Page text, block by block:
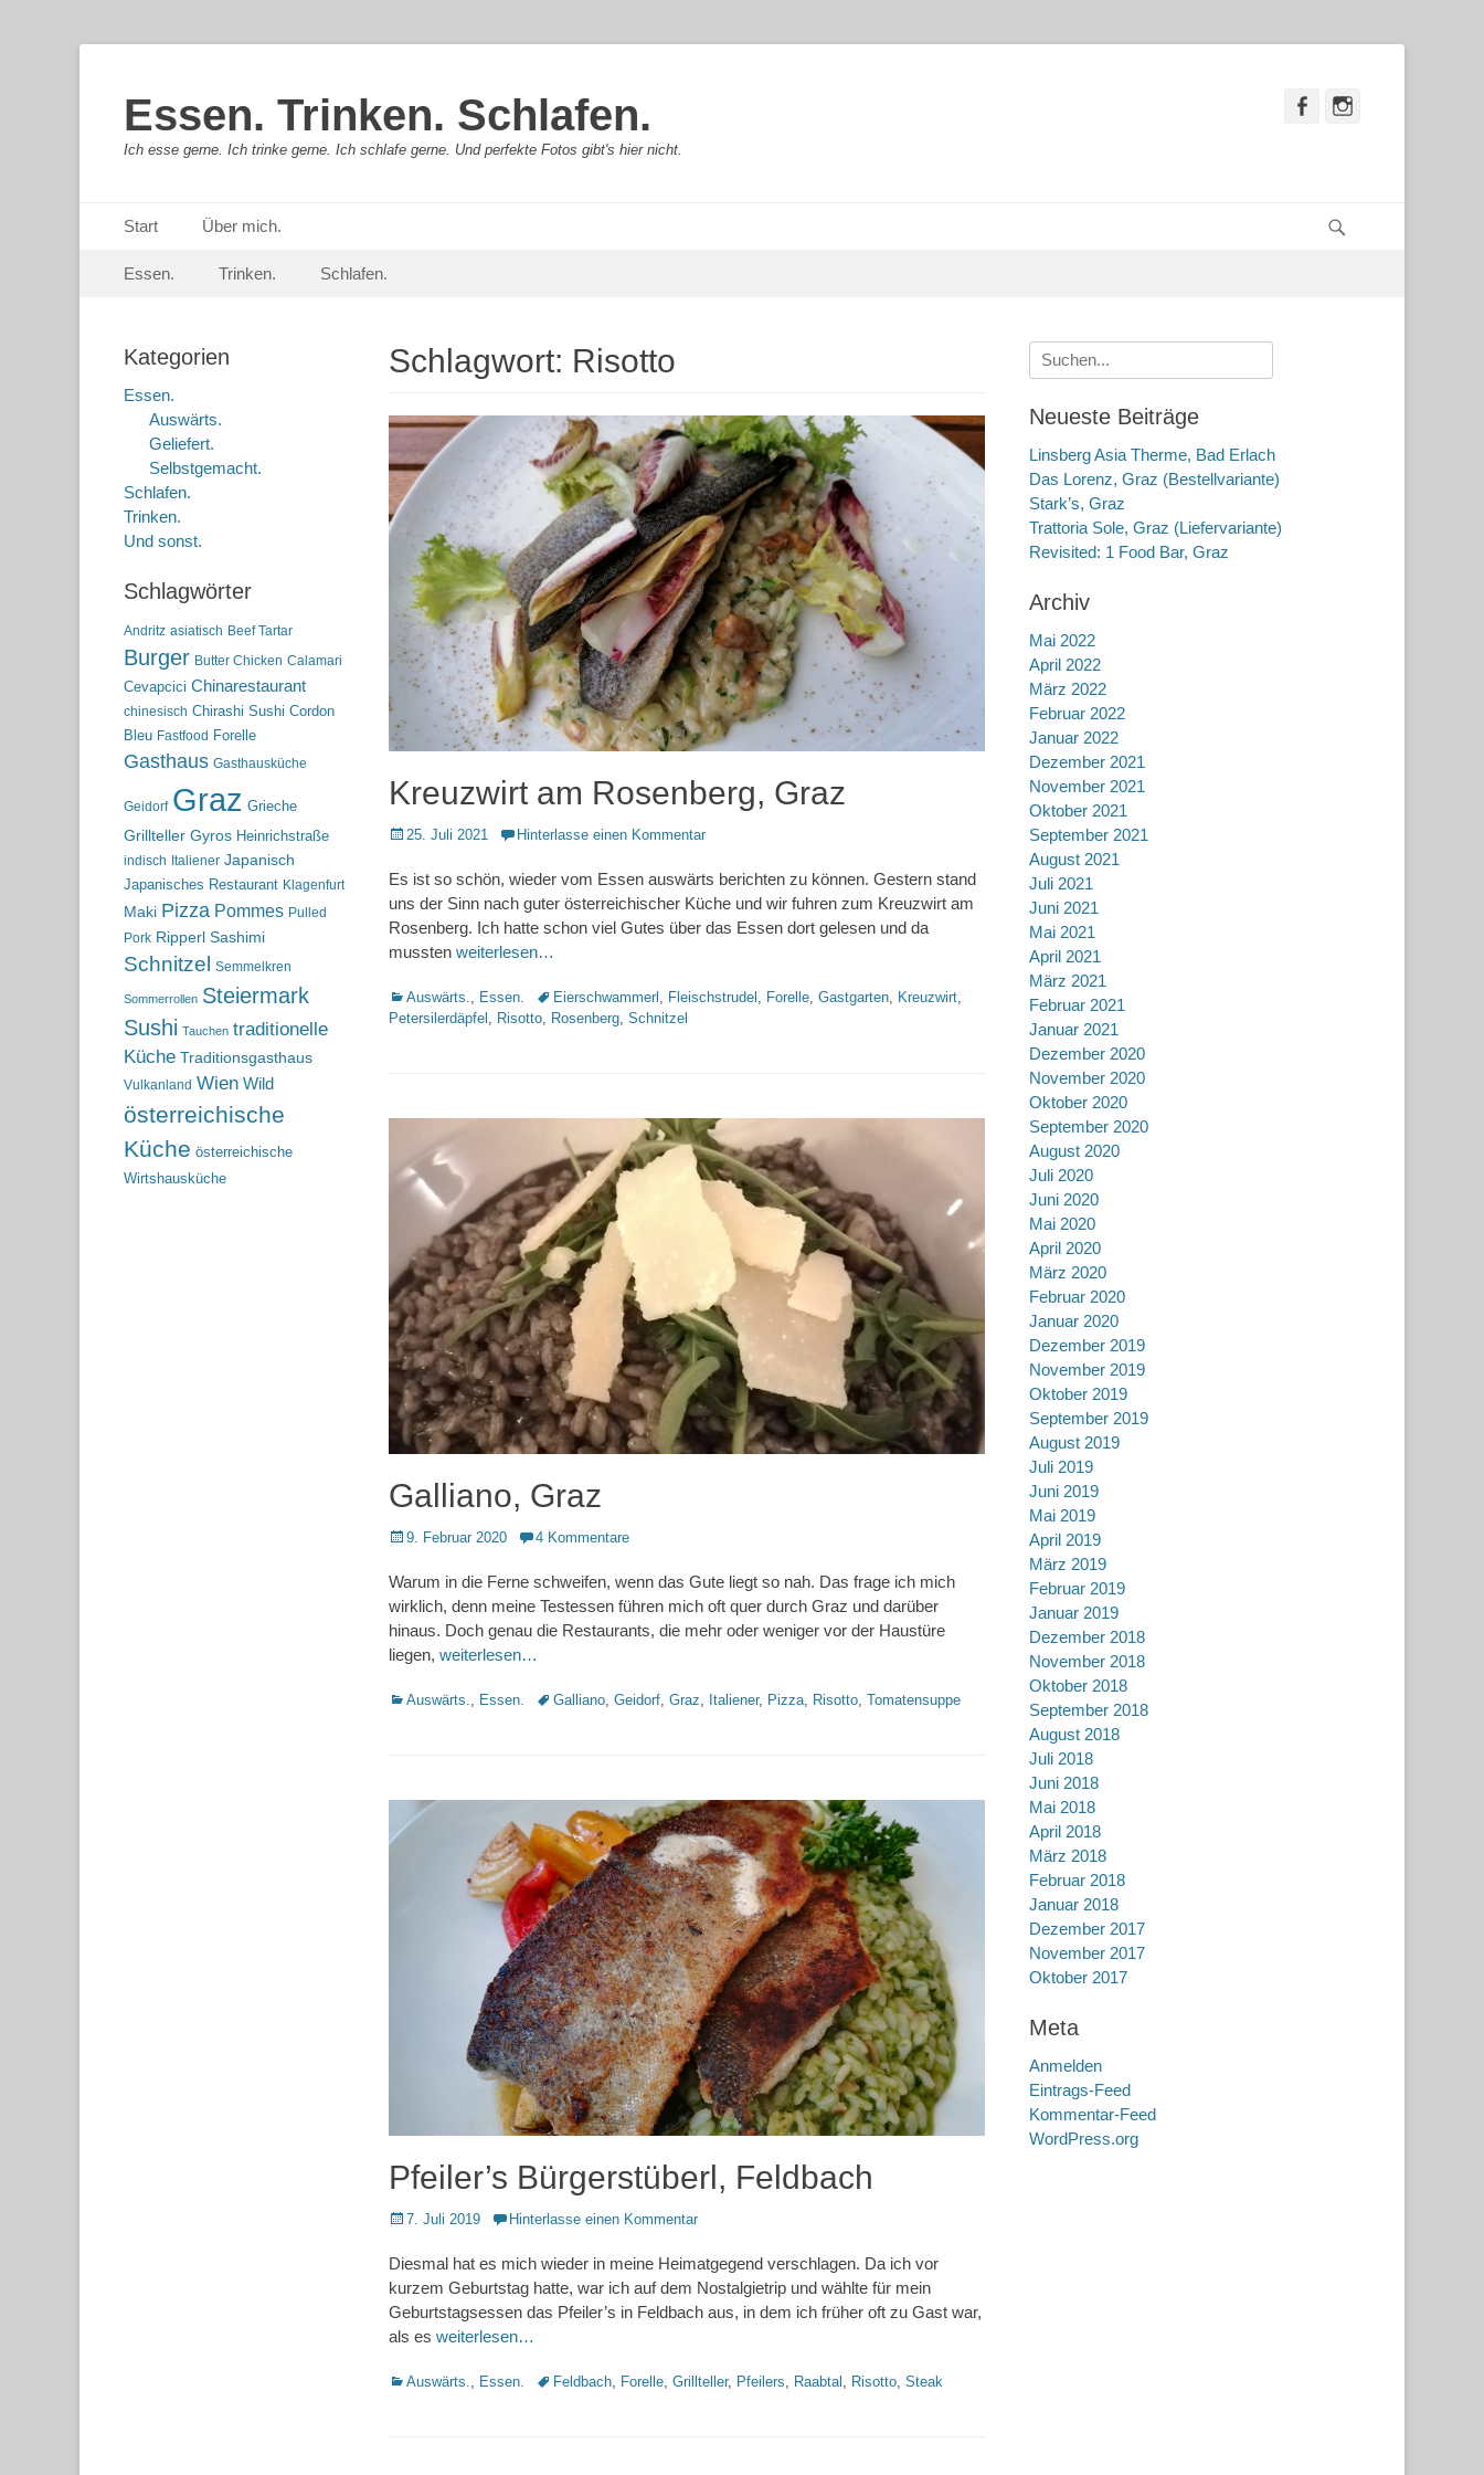
Essen. Trinken. Schlafen.
Ich esse gerne. Ich trinke gerne. Ich schlafe gerne. Und perfekte Fotos gibt's hier nicht.
Facebook
Primäres Menü
zum
Start Über mich.
Sekundär-Menü
zum
Essen. Trinken. Schlafen.
Schlagwort: Risotto
Kreuzwirt am Rosenberg, Graz
Posted25. Juli 2021 Hinterlasse einen Kommentar
Es ist so schön, wieder vom Essen auswärts berichten zu können. Gestern stand
uns der Sinn nach guter österreichischer Küche und wir fuhren zum Kreuzwirt am
Rosenberg. Ich hatte schon viel Gutes über das Essen dort gelesen und da
mussten weiterlesen…
Kategorien
Auswärts. Essen. Schlagworte
Eierschwammerl Fleischstrudel Forelle Gastgarten Kreuzwirt
Petersilerdäpfel
Risotto Rosenberg Schnitzel
Galliano, Graz
Posted
9. Februar 2020 4 Kommentare
Warum in die Ferne schweifen, wenn das Gute liegt so nah. Das frage ich mich
wirklich, denn meine Testessen führen mich oft quer durch Graz und darüber
hinaus. Doch genau die Restaurants, die mehr oder weniger vor der Haustüre
liegen, weiterlesen…
Kategorien
Auswärts. Essen. Schlagworte
Galliano Geidorf Graz Italiener, Pizza Risotto Tomatensuppe
Pfeiler’s Bürgerstüberl, Feldbach
Posted
7. Juli 2019 Hinterlasse einen Kommentar
Diesmal hat es mich wieder in meine Heimatgegend verschlagen. Da ich vor
kurzem Geburtstag hatte, war ich auf dem Nostalgietrip und wählte für mein
Geburtstagsessen das Pfeiler’s in Feldbach aus, in dem ich früher oft zu Gast war,
als es weiterlesen…
Kategorien
Auswärts. Essen. Schlagworte
Feldbach Forelle Grillteller, Pfeilers Raabtal Risotto Steak
Suche
nach:
Neueste Beiträge
Linsberg Asia Therme, Bad Erlach
Das Lorenz, Graz (Bestellvariante)
Stark’s, Graz
Trattoria Sole, Graz (Liefervariante)
Revisited: 1 Food Bar, Graz
Archiv
Mai 2022
April 2022
März 2022
Februar 2022
Januar 2022
Dezember 2021
November 2021
Oktober 2021
September 2021
August 2021
Juli 2021
Juni 2021
Mai 2021
April 2021
März 2021
Februar 2021
Januar 2021
Dezember 2020
November 2020
Oktober 2020
September 2020
August 2020
Juli 2020
Juni 2020
Mai 2020
April 2020
März 2020
Februar 2020
Januar 2020
Dezember 2019
November 2019
Oktober 2019
September 2019
August 2019
Juli 2019
Juni 2019
Mai 2019
April 2019
März 2019
Februar 2019
Januar 2019
Dezember 2018
November 2018
Oktober 2018
September 2018
August 2018
Juli 2018
Juni 2018
Mai 2018
April 2018
März 2018
Februar 2018
Januar 2018
Dezember 2017
November 2017
Oktober 2017
Meta
Anmelden
Eintrags-Feed
Kommentar-Feed
WordPress.org
Kategorien
Essen.
Auswärts.
Geliefert.
Selbstgemacht.
Schlafen.
Trinken.
Und sonst.
Schlagwörter
Andritz asiatisch Beef Tartar
Burger Butter Chicken Calamari
Cevapcici Chinarestaurant
chinesisch Chirashi Sushi Cordon
Bleu Fastfood Forelle
Gasthaus Gasthausküche
Geidorf Graz Grieche
Grillteller Gyros Heinrichstraße
indisch Italiener Japanisch
Japanisches Restaurant Klagenfurt
Maki Pizza Pommes Pulled
Pork Ripperl Sashimi
Schnitzel Semmelkren
Sommerrollen Steiermark
Sushi Tauchen traditionelle
Küche Traditionsgasthaus
Vulkanland Wien Wild
österreichische
Küche österreichische
Wirtshausküche